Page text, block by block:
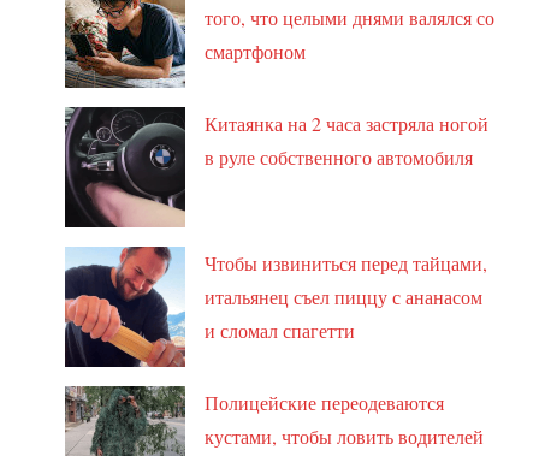
того, что целыми днями валялся со
смартфоном
Китаянка на 2 часа застряла ногой
в руле собственного автомобиля
Чтобы извиниться перед тайцами,
итальянец съел пиццу с ананасом
и сломал спагетти
Полицейские переодеваются
кустами, чтобы ловить водителей